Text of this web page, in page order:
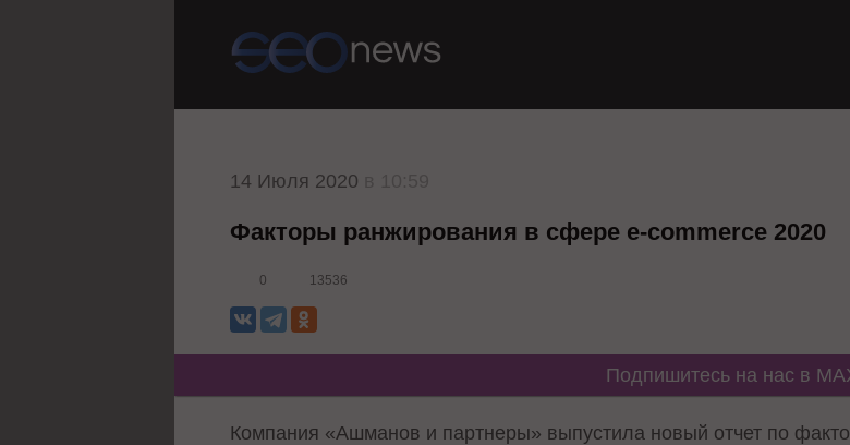
14 Июля 2020
Факторы ранжирования в сфере e-commerce 2020
0 13536
Подпишитесь на нас в
Компания «Ашманов и партнеры» выпустила новый отчет по